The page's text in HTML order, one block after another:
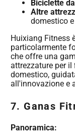
Biciclette
Altre
domestico
Huixiang Fitness
particolarmente
che offre una
attrezzature per
domestico,
all'innovazione e
7. Ganas
Panoramica: